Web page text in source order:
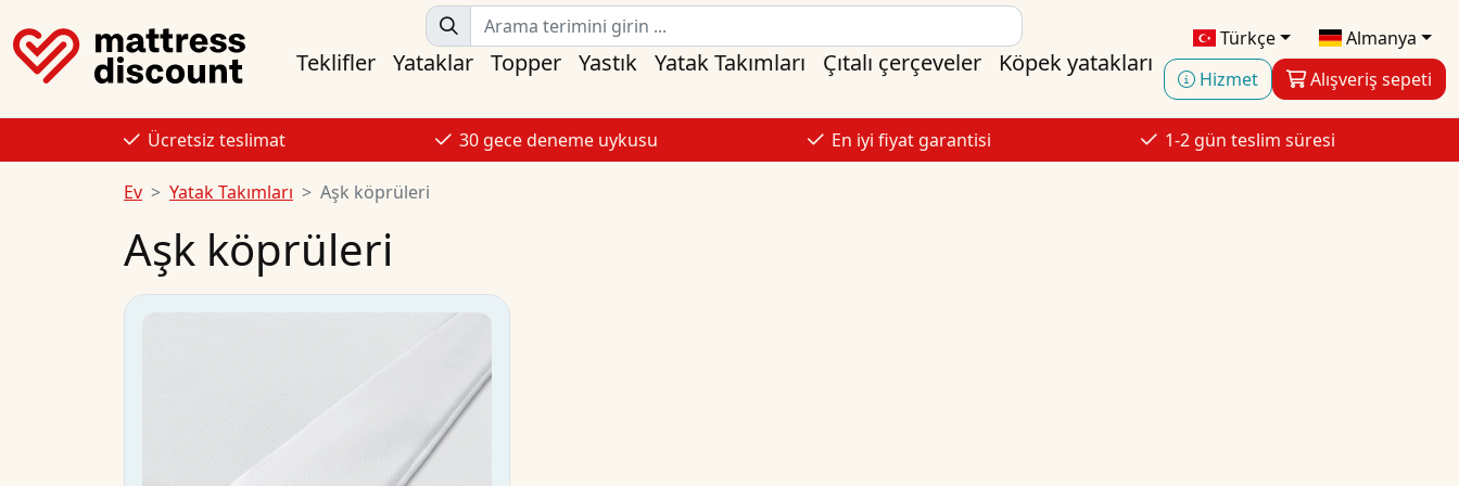
Türkçe
Almanya
Hizmet
Alışveriş sepeti
Teklifler Yataklar Topper Yastık Yatak Takımları Çıtalı çerçeveler Köpek yatakları
Ücretsiz teslimat 30 gece deneme uykusu En iyi fiyat garantisi 1-2 gün teslim süresi
Ev Yatak Takımları Aşk köprüleri
Aşk köprüleri